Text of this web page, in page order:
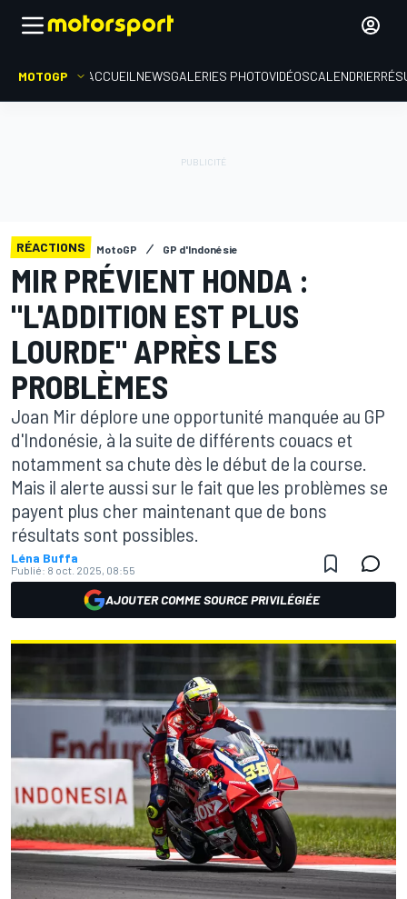
MOTOGP ACCUEIL NEWSGALERIES PHOTOVIDÉOSCALENDRIER
RÉACTIONS MotoGP GP d'Indonésie
MIR PRÉVIENT HONDA :
"L'ADDITION EST PLUS
LOURDE" APRÈS LES
PROBLÈMES
Joan Mir déplore une opportunité manquée au GP
d'Indonésie, à la suite de différents couacs et
notamment sa chute dès le début de la course.
Mais il alerte aussi sur le fait que les problèmes se
payent plus cher maintenant que de bons
résultats sont possibles.
Léna Buffa
Publié: 8 oct. 2025, 08:55
AJOUTER COMME SOURCE PRIVILÉGIÉE